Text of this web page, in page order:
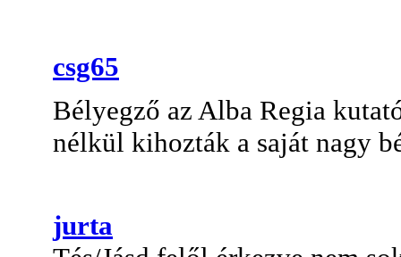
csg65
Bélyegző az Alba Regia
nélkül kihozták a saját nagy
jurta